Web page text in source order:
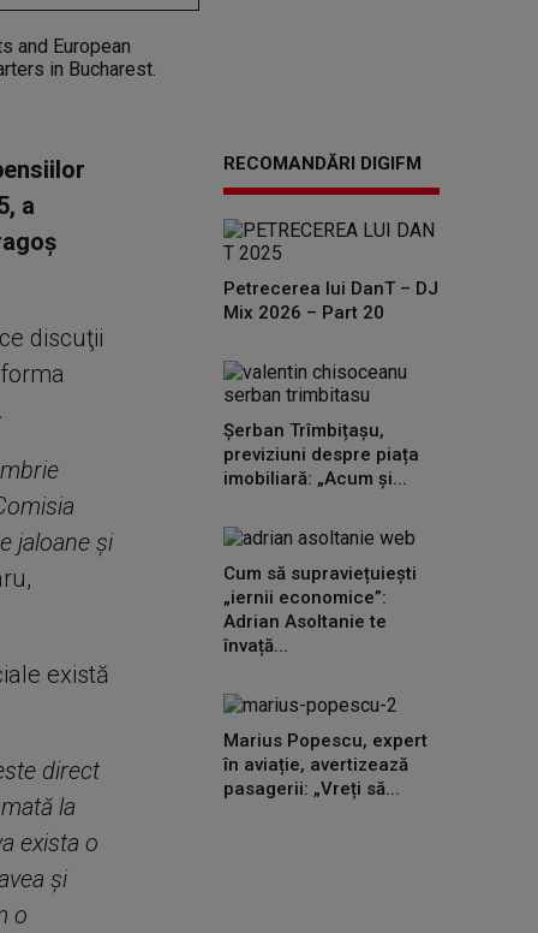
a
discuţii
jaloane şi
există
direct
la
exista o
şi
o
RECOMANDĂRI DIGIFM
Petrecerea lui DanT – DJ
Mix 2026 – Part 20
Șerban Trîmbițașu,
previziuni despre piața
imobiliară: „Acum și...
Cum să supraviețuiești
„iernii economice”:
Adrian Asoltanie te
învață...
Marius Popescu, expert
în aviație, avertizează
pasagerii: „Vreți să...